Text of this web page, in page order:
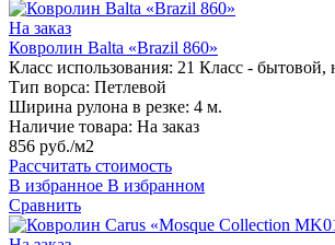
На заказ
Ковролин Balta «Brazil 860»
Класс использования: 21 Класс - бытовой,
Тип ворса: Петлевой
Ширина рулона в резке: 4 м.
Наличие товара: На заказ
856 руб./м2
Рассчитать стоимость
В избранное В избранном
Сравнить